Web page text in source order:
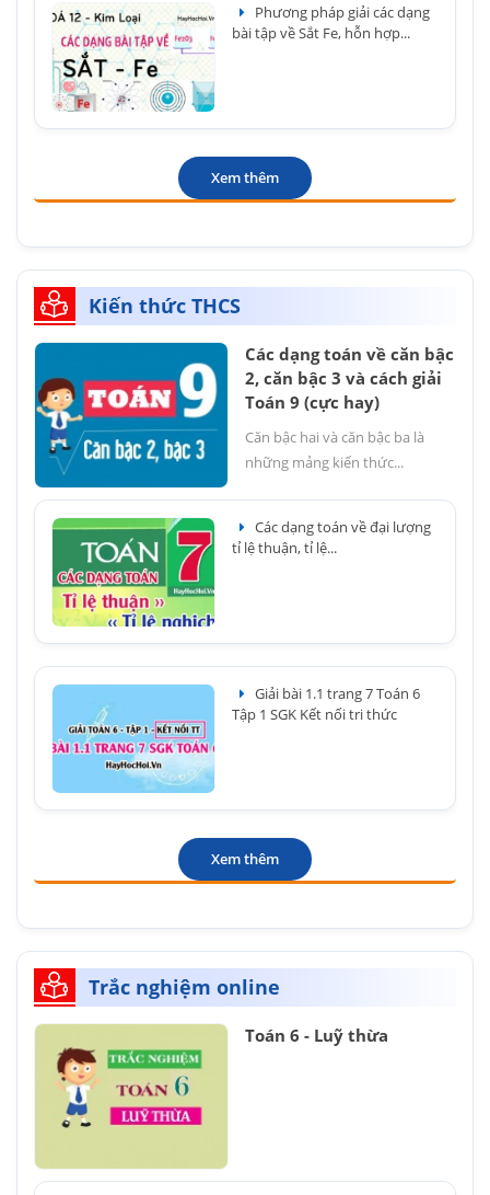
Phương pháp giải các dạng
bài tập về Sắt Fe, hỗn hợp...
Xem thêm
Kiến thức THCS
Các dạng toán về căn bậc
2, căn bậc 3 và cách giải
Toán 9 (cực hay)
Căn bậc hai và căn bậc ba là
những mảng kiến thức...
Các dạng toán về đại lượng
tỉ lệ thuận, tỉ lệ...
Giải bài 1.1 trang 7 Toán 6
Tập 1 SGK Kết nối tri thức
Xem thêm
Trắc nghiệm online
Toán 6 - Luỹ thừa